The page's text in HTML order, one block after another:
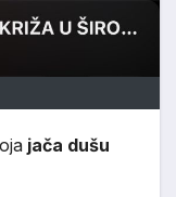
jača dušu